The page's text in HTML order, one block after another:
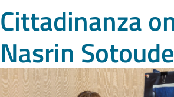
Cittadinanza
Nasrin